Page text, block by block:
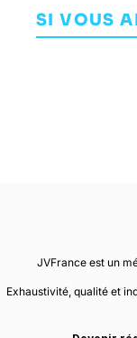
SI VOUS
UBISOFT
JVFrance est un
Exhaustivité, qualité et